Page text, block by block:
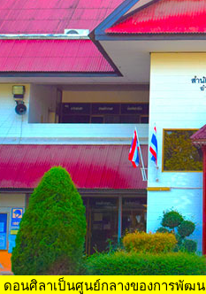
ดอนศิลาเป็นศูนย์กลางของการพัฒ